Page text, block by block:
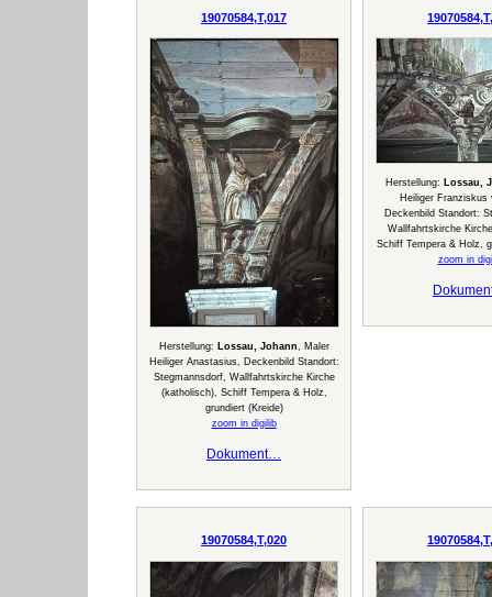
19070584,T,017
Herstellung: Lossau, Johann, Maler
Heiliger Anastasius, Deckenbild Standort:
Stegmannsdorf, Wallfahrtskirche Kirche
(katholisch), Schiff Tempera & Holz,
grundiert (Kreide)
zoom in digilib
Dokument…
Herstellung: Lossau,
Heiliger Franziskus
Deckenbild Standort:
Wallfahrtskirche
Schiff Tempera & Holz,
zoom in
19070584,T,020